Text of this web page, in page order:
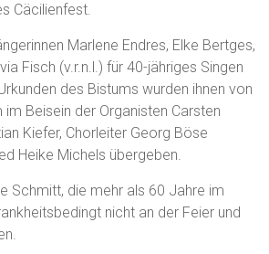
Cäcilienfest.
Marlene Endres, Elke Bertges,
Fisch (v.r.n.l.) für 40-jähriges Singen
des Bistums wurden ihnen von
Beisein der Organisten Carsten
Kiefer, Chorleiter Georg Böse
Heike Michels übergeben.
Schmitt, die mehr als 60 Jahre im
nicht an der Feier und